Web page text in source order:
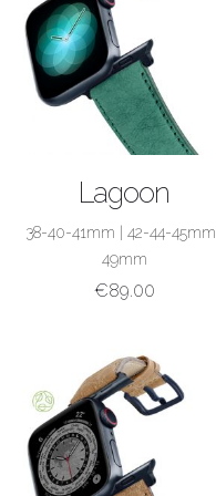
Lagoon
38-40-41mm 42-44-45mm
49mm
€89.00